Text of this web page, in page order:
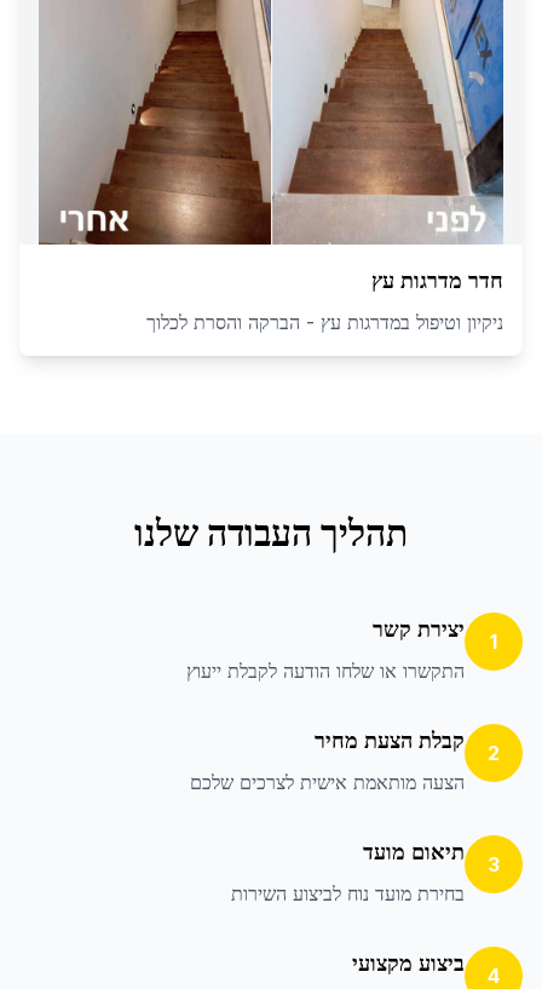
חדר מדרגות עץ
ניקיון וטיפול במדרגות עץ - הברקה והסרת לכלוך
תהליך העבודה שלנו
1 יצירת קשר
התקשרו או שלחו הודעה לקבלת ייעוץ
2 קבלת הצעת מחיר
הצעה מותאמת אישית לצרכים שלכם
3 תיאום מועד
בחירת מועד נוח לביצוע השירות
4 ביצוע מקצועי